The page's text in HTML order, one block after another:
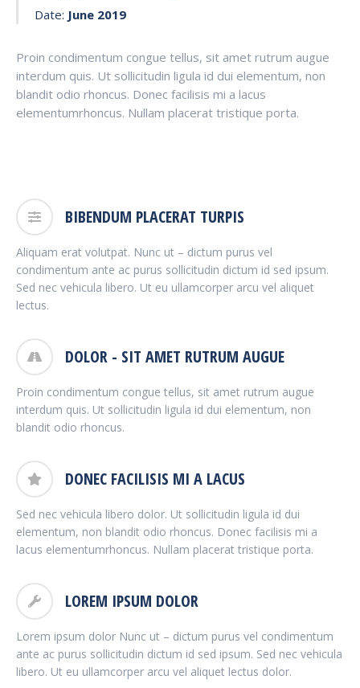
Date: June 2019
Proin condimentum congue tellus, sit amet rutrum augue
interdum quis. Ut sollicitudin ligula id dui elementum, non
blandit odio rhoncus. Donec facilisis mi a lacus
elementumrhoncus. Nullam placerat tristique porta.
BIBENDUM PLACERAT TURPIS
Aliquam erat volutpat. Nunc ut – dictum purus vel
condimentum ante ac purus sollicitudin dictum id sed ipsum.
Sed nec vehicula libero. Ut eu ullamcorper arcu vel aliquet
lectus.
DOLOR - SIT AMET RUTRUM AUGUE
Proin condimentum congue tellus, sit amet rutrum augue
interdum quis. Ut sollicitudin ligula id dui elementum, non
blandit odio rhoncus.
DONEC FACILISIS MI A LACUS
Sed nec vehicula libero dolor. Ut sollicitudin ligula id dui
elementum, non blandit odio rhoncus. Donec facilisis mi a
lacus elementumrhoncus. Nullam placerat tristique porta.
LOREM IPSUM DOLOR
Lorem ipsum dolor Nunc ut – dictum purus vel condimentum
ante ac purus sollicitudin dictum id sed ipsum. Sed nec vehicula
libero. Ut eu ullamcorper arcu vel aliquet lectus dolor.